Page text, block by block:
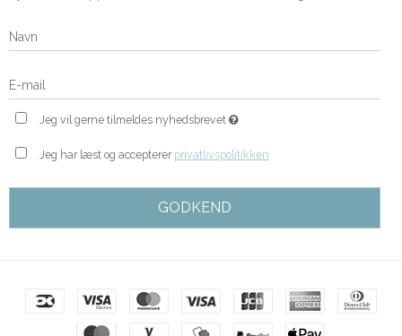
Jeg vil gerne tilmeldes nyhedsbrevet
Jeg har læst og accepterer privatlivspolitikken
GODKEND